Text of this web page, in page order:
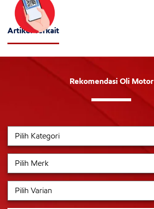
Artikel Terkait
Rekomendasi Oli Motor